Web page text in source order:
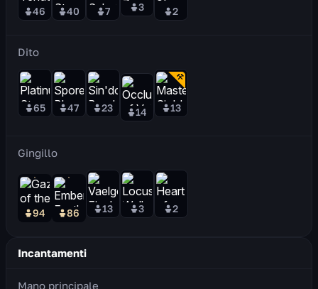
46 40 7 3 2
Dito
65 47 23 14 13
Gingillo
94 86 13 3 2
Incantamenti
Mano principale